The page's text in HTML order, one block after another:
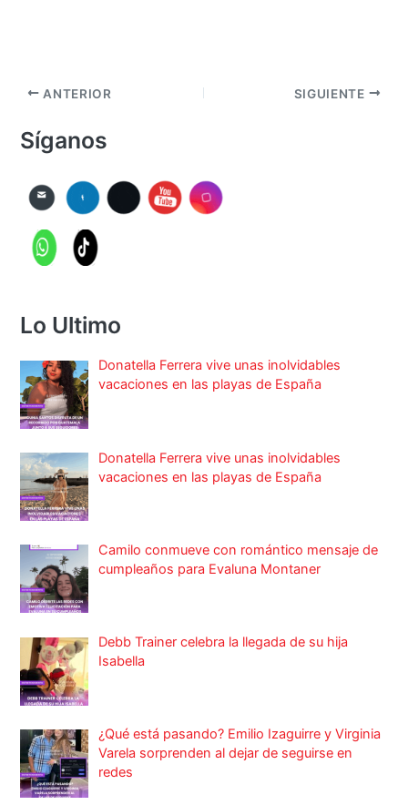
ANTERIOR SIGUIENTE
Síganos
Lo Ultimo
Donatella Ferrera vive unas inolvidables
vacaciones en las playas de España
Donatella Ferrera vive unas inolvidables
vacaciones en las playas de España
Camilo conmueve con romántico mensaje de
cumpleaños para Evaluna Montaner
Debb Trainer celebra la llegada de su hija
Isabella
¿Qué está pasando? Emilio Izaguirre y Virginia
Varela sorprenden al dejar de seguirse en
redes